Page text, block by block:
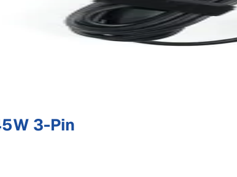
3-Pin